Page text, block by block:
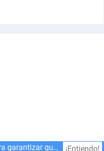
Este sitio web utiliza cookies para garantizar que obtenga la mejor experiencia en nuestro sitio web.
¡Entiendo!